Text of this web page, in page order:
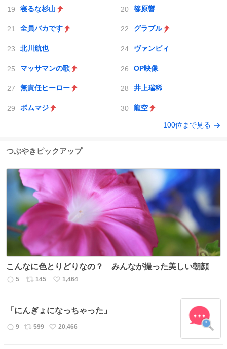
寝るな杉山 篠原響
全員バカです グラブル
北川航也 ヴァンピィ
マッサマンの歌 OP映像
無責任ヒーロー 井上瑞稀
ボムマジ 龍空
100位まで見る
つぶやきピックアップ
こんなに色とりどりなの？ みんなが撮った美しい朝顔
返
数
5
リ
ス
ト
数
145
い
ね
数
1,464
「にんぎょになっちゃった」
返
9
リ
599
い
20,466